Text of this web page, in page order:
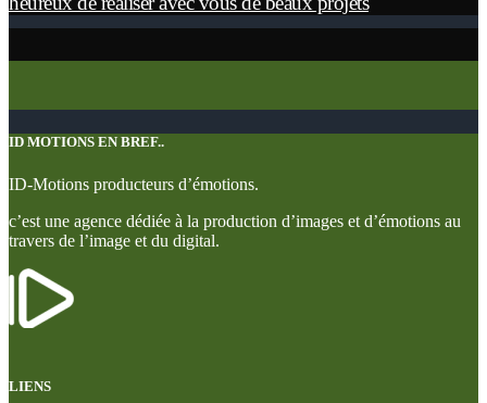
ID MOTIONS EN BREF..
ID-Motions producteurs d’émotions.
c’est une agence dédiée à la production d’images et d’émotions au
travers de l’image et du digital.
LIENS